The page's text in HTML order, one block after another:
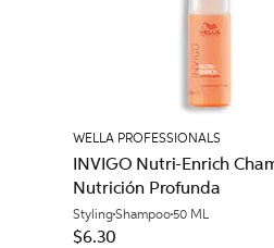
WELLA PROFESSIONALS
INVIGO Nutri-Enrich
Nutrición Profunda
StylingShampoo50 ML
$6.30